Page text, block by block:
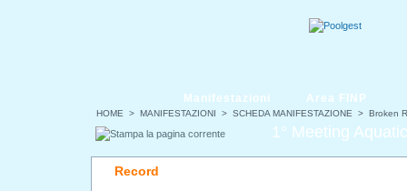
HOME > MANIFESTAZIONI > SCHEDA MANIFESTAZIONE > Broken
Manifestazioni Area FINP
1° Meeting
Record